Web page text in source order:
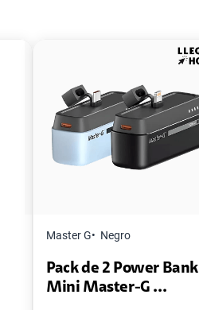
Master G Negro
Pack de 2 Power Bank
Mini Master-G ...